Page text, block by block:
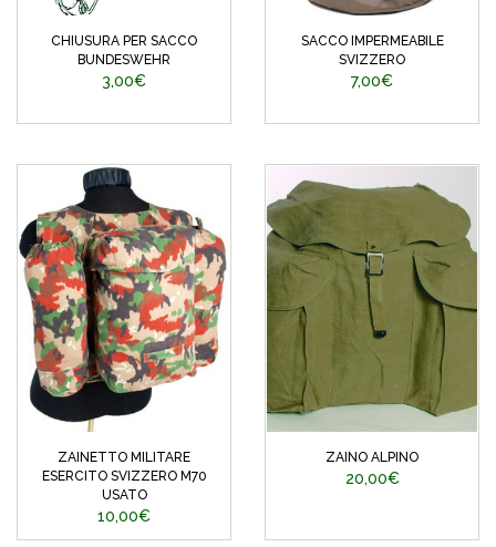
CHIUSURA PER SACCO
BUNDESWEHR
3,00€
SACCO IMPERMEABILE
SVIZZERO
7,00€
ZAINETTO MILITARE
ESERCITO SVIZZERO M70
USATO
10,00€
ZAINO ALPINO
20,00€